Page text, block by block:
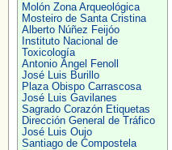
Molón Zona Arqueológica
Mosteiro de Santa Cristina
Alberto Núñez Feijóo
Instituto Nacional de
Toxicología
Antonio Ángel Fenoll
José Luis Burillo
Plaza Obispo Carrascosa
José Luis Gavilanes
Sagrado Corazón Etiquetas
Dirección General de Tráfico
José Luis Oujo
Santiago de Compostela